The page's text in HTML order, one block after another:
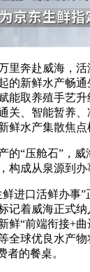
奔赴威海，活
的新鲜水产畅
能取养殖手艺
关、智能暂养
鲜水产集散焦点
“压舱石”，威
构成从泉源到办
口活鲜办事”
记着威海正式
鲜“前端衔接+曲
全球优良水产物
者的餐桌。